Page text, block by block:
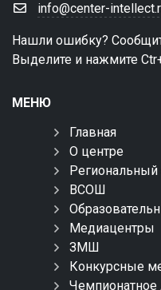
info@center-
Нашли ошибку?
Выделите и нажмите
МЕНЮ
Главная
О центре
ВСОШ
Медиацентры
ЗМШ
Конкурсные